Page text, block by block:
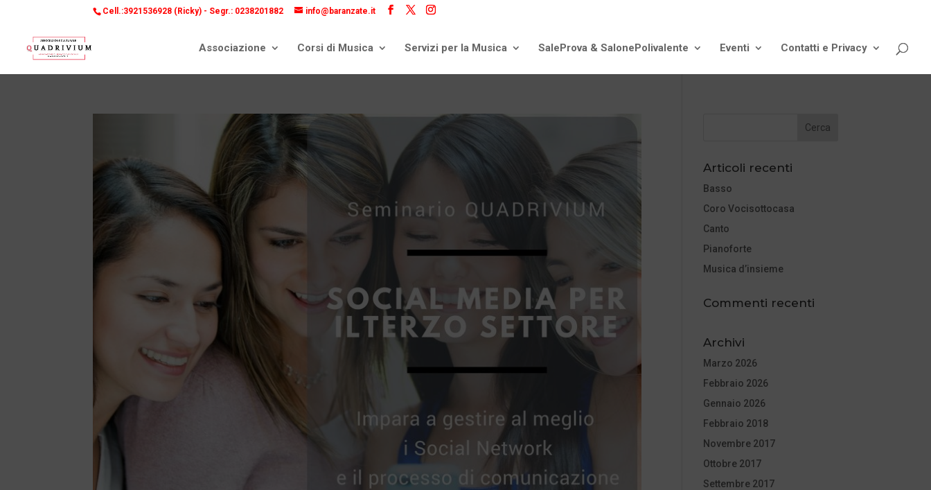
Cell.:3921536928 (Ricky) - Segr.: 0238201882 info@baranzate.it
Associazione Corsi di Musica Servizi per la Musica SaleProva & SalonePolivalente Eventi Contatti e Privacy
Articoli recenti
Basso
Coro Vocisottocasa
Canto
Pianoforte
Musica d’insieme
Commenti recenti
Archivi
Marzo 2026
Febbraio 2026
Gennaio 2026
Febbraio 2018
Novembre 2017
Ottobre 2017
Settembre 2017